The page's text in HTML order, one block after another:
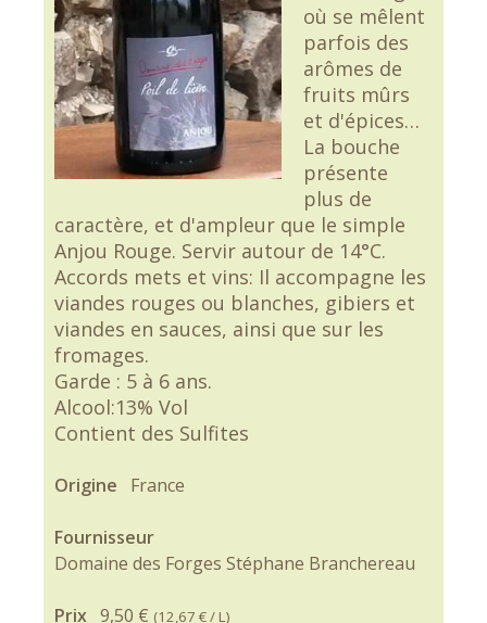
où se mêlent
parfois des
arômes de
fruits mûrs
et d'épices…
La bouche
présente
plus de
caractère, et d'ampleur que le simple
Anjou Rouge. Servir autour de 14°C.
Accords mets et vins: Il accompagne les
viandes rouges ou blanches, gibiers et
viandes en sauces, ainsi que sur les
fromages.
Garde : 5 à 6 ans.
Alcool:13% Vol
Contient des Sulfites
Origine France
Fournisseur
Domaine des Forges Stéphane Branchereau
Prix 9,50 € (12,67 €/ L)